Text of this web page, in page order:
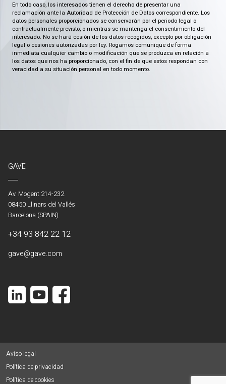
En todo caso, los interesados tienen el derecho de presentar una
reclamación ante la Autoridad de Protección de Datos correspondiente. Los
datos personales proporcionados se conservarán por el periodo legal o
contractualmente previsto, o mientras se mantenga el consentimiento del
interesado. No se hará cesión de los datos recogidos, excepto por obligación
legal o cesiones autorizadas por ley. Rogamos comunique de forma
inmediata cualquier cambio o modificación que se produzca en relación a
los datos que nos ha proporcionado, con el fin de que estos respondan con
veracidad a su situación personal en todo momento.
GAVE
Av. Mogent 214-232
08450 Llinars del Vallés
Barcelona (SPAIN)
+34 93 842 22 12
gave@gave.com
Aviso legal
Política de privacidad
Política de cookies